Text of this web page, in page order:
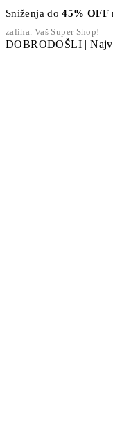
Sniženja do45% OFF
zaliha. Vaš Super Shop!
DOBRODOŠLI |